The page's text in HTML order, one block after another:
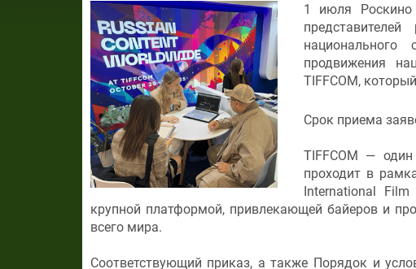
1 июля
национального
продвижения
TIFFCOM,
Срок приема
TIFFCOM —
проходит в
International
крупной платформой, привлекающей байеров и
всего мира.
Соответствующий приказ, а также Порядок и